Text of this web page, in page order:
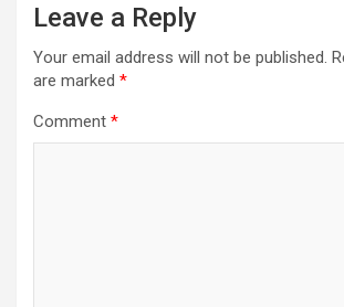
Leave a Reply
Your email address will not be published.
are marked *
Comment *